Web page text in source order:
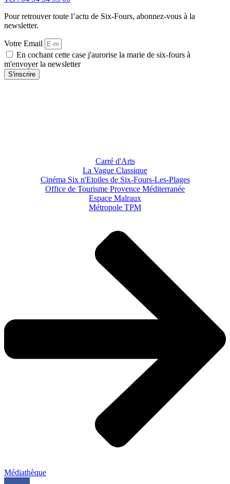
Pour retrouver toute l’actu de Six-Fours, abonnez-vous à la
newsletter.
Votre Email
En cochant cette case j'aurorise la marie de six-fours à
m'envoyer la newsletter
S'inscrire
Carré d'Arts
La Vague Classique
Cinéma Six n'Etoiles de Six-Fours-Les-Plages
Office de Tourisme Provence Méditerranée
Espace Malraux
Métropole TPM
Médiathèque